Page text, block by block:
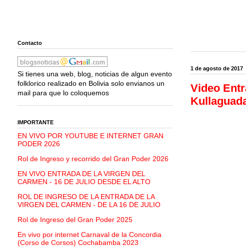
1 de agosto de 2017
Video
Contacto
Si tienes una web, blog, noticias de algun evento
folklorico realizado en Bolivia solo envianos un
mail para que lo coloquemos
IMPORTANTE
EN VIVO POR YOUTUBE E INTERNET GRAN
PODER 2026
Rol de Ingreso y recorrido del Gran Poder 2026
EN VIVO ENTRADA DE LA VIRGEN DEL
CARMEN - 16 DE JULIO DESDE EL ALTO
ROL DE INGRESO DE LA ENTRADA DE LA
VIRGEN DEL CARMEN - DE LA 16 DE JULIO
Rol de Ingreso del Gran Poder 2025
En vivo por internet Carnaval de la Concordia
(Corso de Corsos) Cochabamba 2023